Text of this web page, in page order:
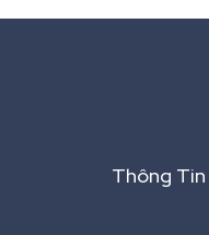
Thông Tin